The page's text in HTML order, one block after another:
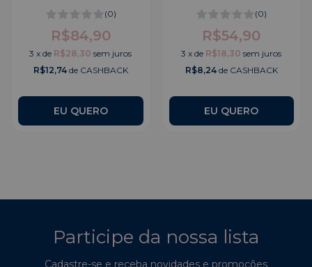
(0)
R$84,90
3 xde R$28,30 sem juros
R$12,74de CASHBACK
(0)
R$54,90
3 xde R$18,30 sem juros
R$8,24de CASHBACK
Participe da nossa lista
Cadastre-se e receba novidades e promoções